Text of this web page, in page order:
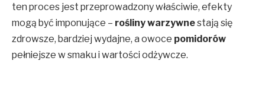
ten proces jest przeprowadzony właściwie, efekty
mogą być imponujące – rośliny warzywnestają się
zdrowsze, bardziej wydajne, a owoce pomidorów
pełniejsze w smaku i wartości odżywcze.